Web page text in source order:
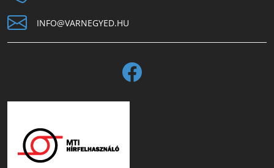
INFO@VARNEGYED.HU